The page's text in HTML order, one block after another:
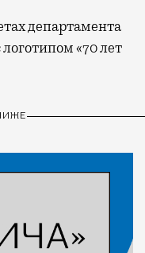
департамента
«70 лет